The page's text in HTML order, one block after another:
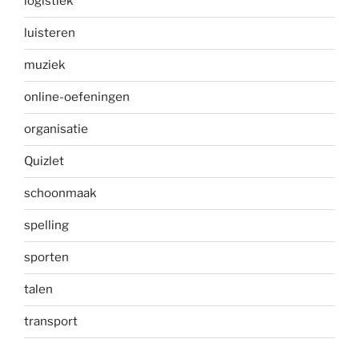
luisteren
muziek
online-oefeningen
organisatie
Quizlet
schoonmaak
spelling
sporten
talen
transport